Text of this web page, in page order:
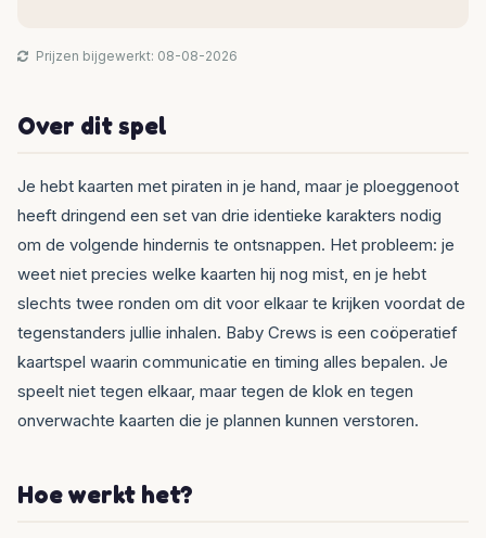
Prijzen bijgewerkt: 08-08-2026
Over dit spel
Je hebt kaarten met piraten in je hand, maar je ploeggenoot
heeft dringend een set van drie identieke karakters nodig
om de volgende hindernis te ontsnappen. Het probleem: je
weet niet precies welke kaarten hij nog mist, en je hebt
slechts twee ronden om dit voor elkaar te krijken voordat de
tegenstanders jullie inhalen. Baby Crews is een coöperatief
kaartspel waarin communicatie en timing alles bepalen. Je
speelt niet tegen elkaar, maar tegen de klok en tegen
onverwachte kaarten die je plannen kunnen verstoren.
Hoe werkt het?